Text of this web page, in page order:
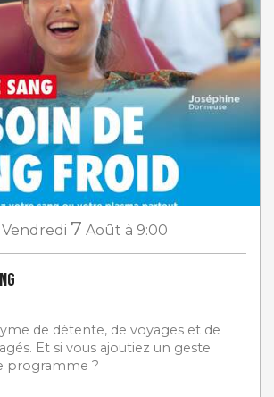
Vendredi 7 Août à 9:00
de détente, de voyages et de
Et si vous ajoutiez un geste
programme ?